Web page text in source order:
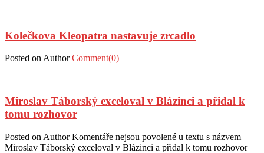
Kolečkova Kleopatra nastavuje zrcadlo
Posted onAuthor Comment(0)
Miroslav Táborský exceloval v Blázinci a přidal k
tomu rozhovor
Posted on Author Komentáře nejsou povolené u textu s názvem
Miroslav Táborský exceloval v Blázinci a přidal k tomu rozhovor